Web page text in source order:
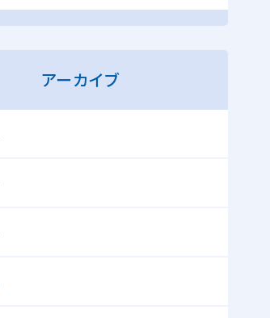
アーカイブ